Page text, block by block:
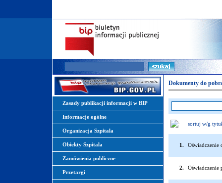
Zasady publikacji informacji w BIP
Informacje ogólne
Organizacja Szpitala
Obiekty Szpitala
Zamówienia publiczne
Przetargi
Dokumenty do
sortuj w/g
1. Oświadczenie
2. Oświadczenie